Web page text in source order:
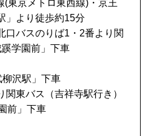
(東京メトロ東西線)・京王
」より徒歩約15分
口バスのりば1・2番より関
学園前」下車
沢駅」下車
関東バス（吉祥寺駅行き）
前」下車